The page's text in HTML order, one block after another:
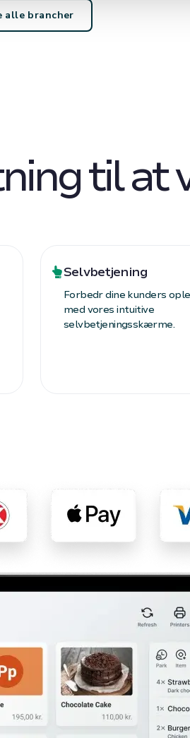
alle brancher
til at
Selvbetjening
Forbedr dine kunders
med vores intuitive
selvbetjeningsskærme.